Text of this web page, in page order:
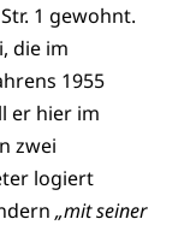
1 gewohnt.
die im
1955
er hier im
zwei
logiert
„mit seiner